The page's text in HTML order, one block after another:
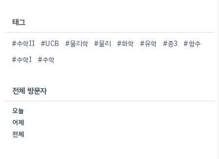
태그
#수학II #UCB #물리학 #물리 #화학 #유학 #중3
#함수
#수학I
#수학
전체 방문자
오늘
어제
전체